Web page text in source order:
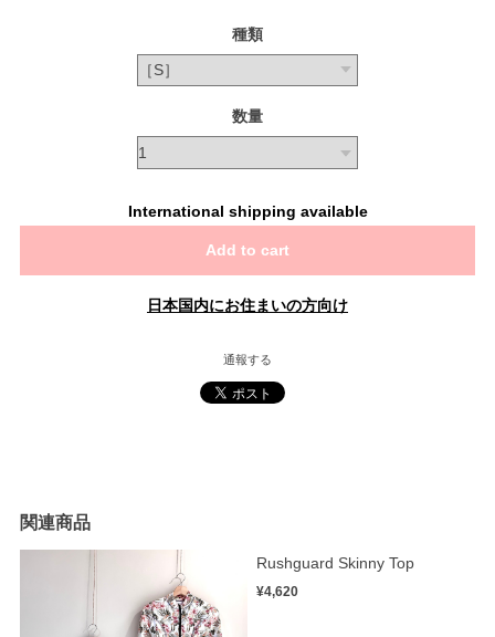
種類
数量
International shipping available
Add to cart
日本国内にお住まいの方向け
通報する
関連商品
Rushguard Skinny Top
¥4,620